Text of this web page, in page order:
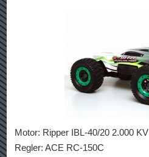
Motor: Ripper IBL-40/20 2.000 KV
Regler: ACE RC-150C